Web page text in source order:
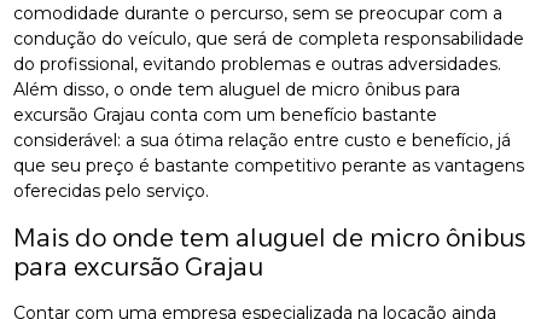
comodidade durante o percurso, sem se preocupar com a
condução do veículo, que será de completa responsabilidade
do profissional, evitando problemas e outras adversidades.
Além disso, o onde tem aluguel de micro ônibus para
excursão Grajau conta com um benefício bastante
considerável: a sua ótima relação entre custo e benefício, já
que seu preço é bastante competitivo perante as vantagens
oferecidas pelo serviço.
Mais do onde tem aluguel de micro ônibus
para excursão Grajau
Contar com uma empresa especializada na locação ainda